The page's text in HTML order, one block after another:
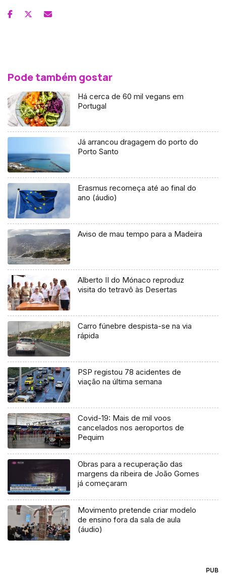
Pode também gostar
Há cerca de 60 mil vegans em
Portugal
Já arrancou dragagem do porto do
Porto Santo
Erasmus recomeça até ao final do
ano (áudio)
Aviso de mau tempo para a Madeira
Alberto II do Mónaco reproduz
visita do tetravô às Desertas
Carro fúnebre despista-se na via
rápida
PSP registou 78 acidentes de
viação na última semana
Covid-19: Mais de mil voos
cancelados nos aeroportos de
Pequim
Obras para a recuperação das
margens da ribeira de João Gomes
já começaram
Movimento pretende criar modelo
de ensino fora da sala de aula
(áudio)
PUB